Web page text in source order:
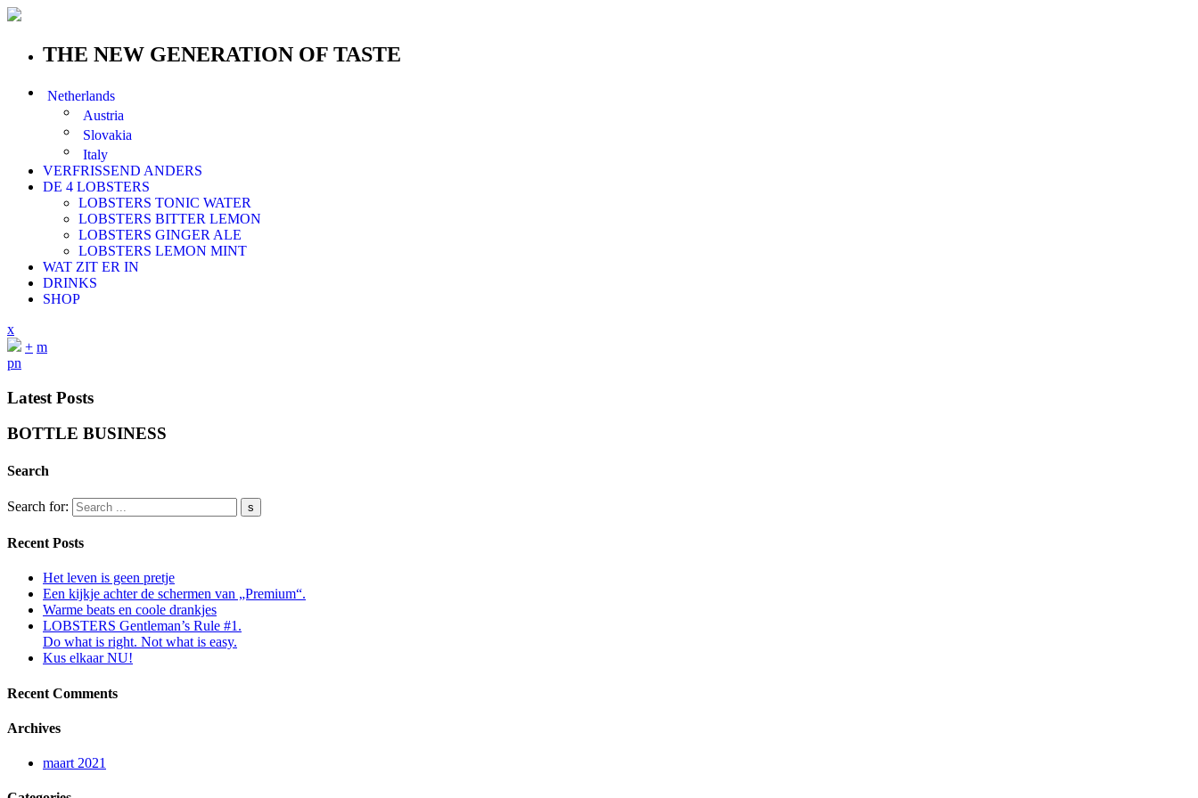
THE NEW GENERATION OF TASTE
Netherlands
Austria
Slovakia
Italy
VERFRISSEND ANDERS
DE 4 LOBSTERS
LOBSTERS TONIC WATER
LOBSTERS BITTER LEMON
LOBSTERS GINGER ALE
LOBSTERS LEMON MINT
WAT ZIT ER IN
DRINKS
SHOP
x
+ m
pn
Latest Posts
BOTTLE BUSINESS
Search
Search for:
Recent Posts
Het leven is geen pretje
Een kijkje achter de schermen van „Premium“.
Warme beats en coole drankjes
LOBSTERS Gentleman’s Rule #1.
Do what is right. Not what is easy.
Kus elkaar NU!
Recent Comments
Archives
maart 2021